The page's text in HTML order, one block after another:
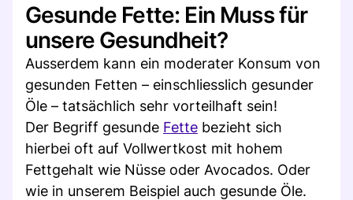
Gesunde Fette: Ein Muss für
unsere Gesundheit?
Ausserdem kann ein moderater Konsum von
gesunden Fetten – einschliesslich gesunder
Öle – tatsächlich sehr vorteilhaft sein!
Der Begriff gesunde Fette bezieht sich
hierbei oft auf Vollwertkost mit hohem
Fettgehalt wie Nüsse oder Avocados. Oder
wie in unserem Beispiel auch gesunde Öle.